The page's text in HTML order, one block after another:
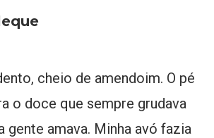
cheio de amendoim. O pé
o doce que sempre grudava
gente amava. Minha avó fazia